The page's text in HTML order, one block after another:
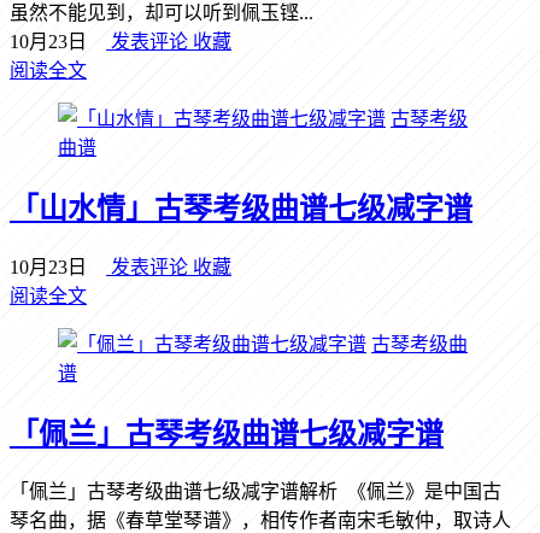
虽然不能见到，却可以听到佩玉铿...
10月23日
发表评论 收藏
阅读全文
古琴考级
曲谱
「山水情」古琴考级曲谱七级减字谱
10月23日 发表评论 收藏
阅读全文
古琴考级曲
谱
「佩兰」古琴考级曲谱七级减字谱
「佩兰」古琴考级曲谱七级减字谱解析 《佩兰》是中国古
琴名曲，据《春草堂琴谱》，相传作者南宋毛敏仲，取诗人